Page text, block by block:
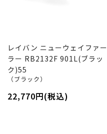
レイバン ニューウェイファー
ラー RB2132F 901L(ブラッ
ク)55
（ブラック）
22,770円(税込)